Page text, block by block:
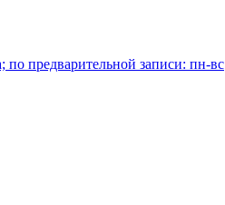
предварительной записи: пн-вс